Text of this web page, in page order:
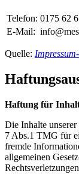
Telefon: 0175 62
E-Mail:
Quelle:
Haftung für
Die Inhalte
7 Abs.1 TMG für
fremde
allgemeinen